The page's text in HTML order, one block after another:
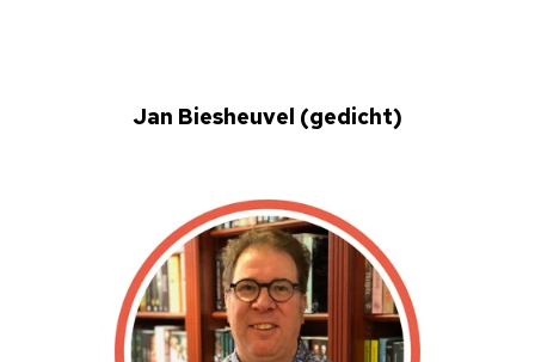
Jan Biesheuvel (gedicht)